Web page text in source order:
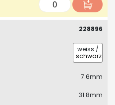
228896
weiss /
schwarz
7.6mm
31.8mm